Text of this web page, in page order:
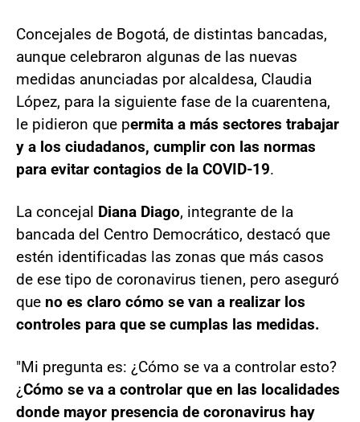
Concejales de Bogotá, de distintas bancadas,
aunque celebraron algunas de las nuevas
medidas anunciadas por alcaldesa, Claudia
López, para la siguiente fase de la cuarentena,
le pidieron que permita a más sectores trabajar
y a los ciudadanos, cumplir con las normas
para evitar contagios de la COVID-19.
La concejal Diana Diago, integrante de la
bancada del Centro Democrático, destacó que
estén identificadas las zonas que más casos
de ese tipo de coronavirus tienen, pero aseguró
que no es claro cómo se van a realizar los
controles para que se cumplas las medidas.
"Mi pregunta es: ¿Cómo se va a controlar esto?
¿Cómo se va a controlar que en las localidades
donde mayor presencia de coronavirus hay